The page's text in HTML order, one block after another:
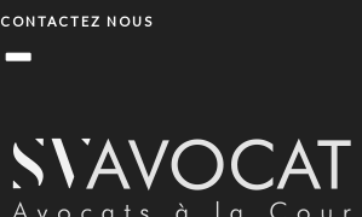
CONTACTEZ NOUS